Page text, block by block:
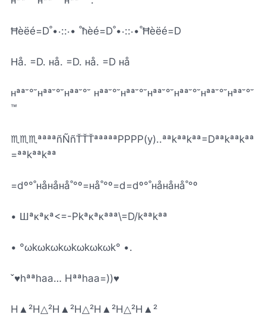
Ħèëé=D˚•‧::‧•‎ ​‎​‎​˚ћèé=D˚•‧::‧•‎​‎​‎​˚Ħèëé=D ‎​​​
Нå. =D. нå. =D. нå. =D нå
нªª˘°˘нªª˘°˘нªª˘°˘ нªª˘°˘нªª˘°˘нªª˘°˘нªª˘°˘нªª˘°˘нªª˘°˘
™
♏♏♏ªªªªñÑñŤŤŤªªªªªPPPP(y)..ªªkªªkªª=Dªªkªªkªª
=ªªkªªkªª
=dº°˚нåнåнå˚°º=нå˚°º=d=dº°˚нåнåнå˚°º
• Шªκªκª<=-Pkªκªκªªª\=D/kªªkªª
• °ωkωkωkωkωkωkωk° •.
ˇ♥hªªhaa… Hªªhaa=))♥
H▲²H△²H▲²H△²H▲²H△²H▲²